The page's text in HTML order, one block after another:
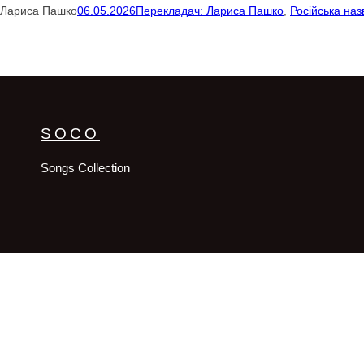
Лариса Пашко06.05.2026Перекладач: Лариса Пашко Російська
SOCO
Songs Collection